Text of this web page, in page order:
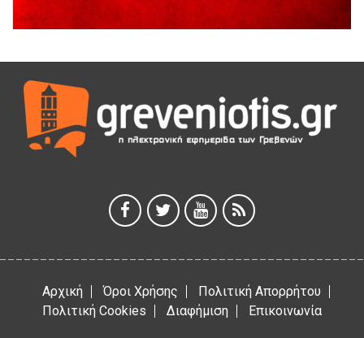
Καλοκαιριού 2026» με την βραβευμένη ταινία «Μικρές
Ανάσες».
εξοπλισμού γυμναστηρίου
5 Αυγούστου 2026
ΑΗ ΛΑΟΣ | 5 Αυγούστου | Υπαίθριο Θέατρο “Καστράκι”,
Γρεβενά
5 Αυγούστου 2026
5 Αυγούστου 2026
Αρχική Όροι Χρήσης
Πολιτική Απορρήτου
Πολιτική Cookies
Διαφήμιση Επικοινωνία